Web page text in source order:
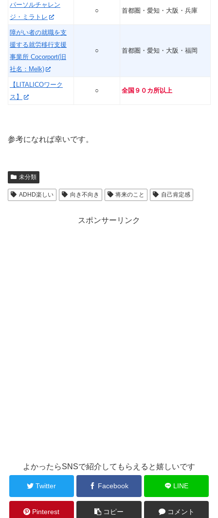
パーソルチャレン
ジ・ミラトレ
○ 首都圏・愛知・大阪・兵庫
障がい者の就職を支
援する就労移行支援
事業所 Cocorport(旧
社名：Melk)
○ 首都圏・愛知・大阪・福岡
【LITALICOワーク
ス】
○ 全国９０カ所以上
参考になれば幸いです。
未分類
ADHD楽しい 向き不向き 将来のこと 自己肯定感
スポンサーリンク
よかったらSNSで紹介してもらえると嬉しいです
Twitter Facebook LINE
Pinterest コピー コメント